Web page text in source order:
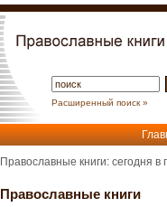
Расширенный поиск »
Православные книги: сегодня
Православные книги